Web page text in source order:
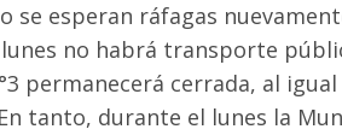
se esperan ráfagas
no habrá transporte
permanecerá cerrada, al
tanto, durante el lunes la